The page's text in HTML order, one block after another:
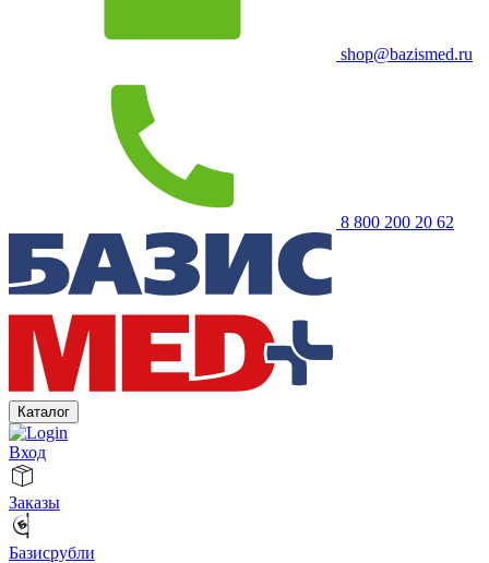
shop@bazismed.ru
8 800 200 20 62
Каталог
Вход
Заказы
Базисрубли